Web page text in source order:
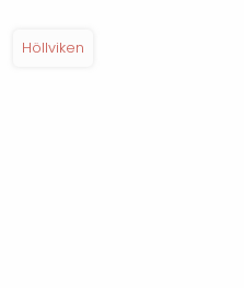
Höllviken